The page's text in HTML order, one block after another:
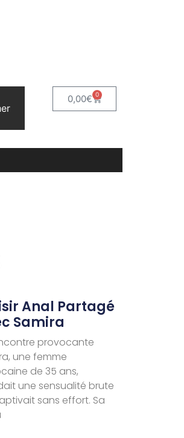
0,00€ 0
Anal Partagé
Samira
provocante
une femme
de 35 ans,
une sensualité brute
sans effort. Sa